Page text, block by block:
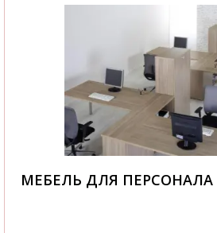
МЕБЕЛЬ ДЛЯ ПЕРСОНАЛА